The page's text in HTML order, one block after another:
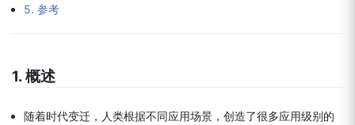
5. 参考
1. 概述
随着时代变迁，人类根据不同应用场景，创造了很多应用级别的